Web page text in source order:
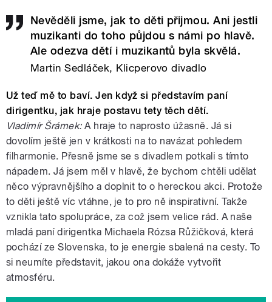
Nevěděli jsme, jak to děti přijmou. Ani jestli
muzikanti do toho půjdou s námi po hlavě.
Ale odezva dětí i muzikantů byla skvělá.
Martin Sedláček, Klicperovo divadlo
Už teď mě to baví. Jen když si představím paní
dirigentku, jak hraje postavu tety těch dětí.
Vladimír Šrámek:A hraje to naprosto úžasně. Já si
dovolím ještě jen v krátkosti na to navázat pohledem
filharmonie. Přesně jsme se s divadlem potkali s tímto
nápadem. Já jsem měl v hlavě, že bychom chtěli udělat
něco výpravnějšího a doplnit to o hereckou akci. Protože
to děti ještě víc vtáhne, je to pro ně inspirativní. Takže
vznikla tato spolupráce, za což jsem velice rád. A naše
mladá paní dirigentka Michaela Rózsa Růžičková, která
pochází ze Slovenska, to je energie sbalená na cesty. To
si neumíte představit, jakou ona dokáže vytvořit
atmosféru.